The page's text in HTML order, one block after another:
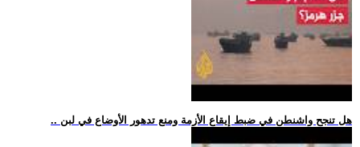
.. هل تنجح واشنطن في ضبط إيقاع الأزمة ومنع تدهور الأوضاع في لبن